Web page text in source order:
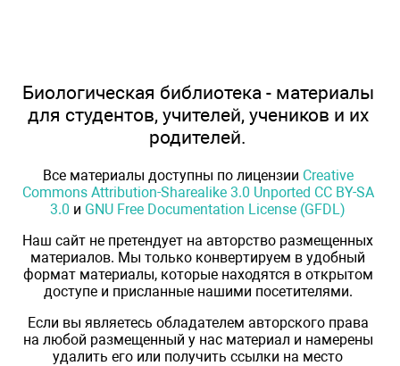
Биологическая библиотека - материалы
для студентов, учителей, учеников и их
родителей.
Все материалы доступны по лицензии Creative
Commons Attribution-Sharealike 3.0 Unported CC BY-SA
3.0 и GNU Free Documentation License (GFDL)
Наш сайт не претендует на авторство размещенных
материалов. Мы только конвертируем в удобный
формат материалы, которые находятся в открытом
доступе и присланные нашими посетителями.
Если вы являетесь обладателем авторского права
на любой размещенный у нас материал и намерены
удалить его или получить ссылки на место